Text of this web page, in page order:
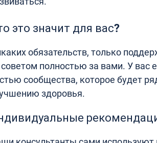
это значит для вас?
обязательств, только
советом полностью за вами. У вас
сообщества, которое будет
здоровья.